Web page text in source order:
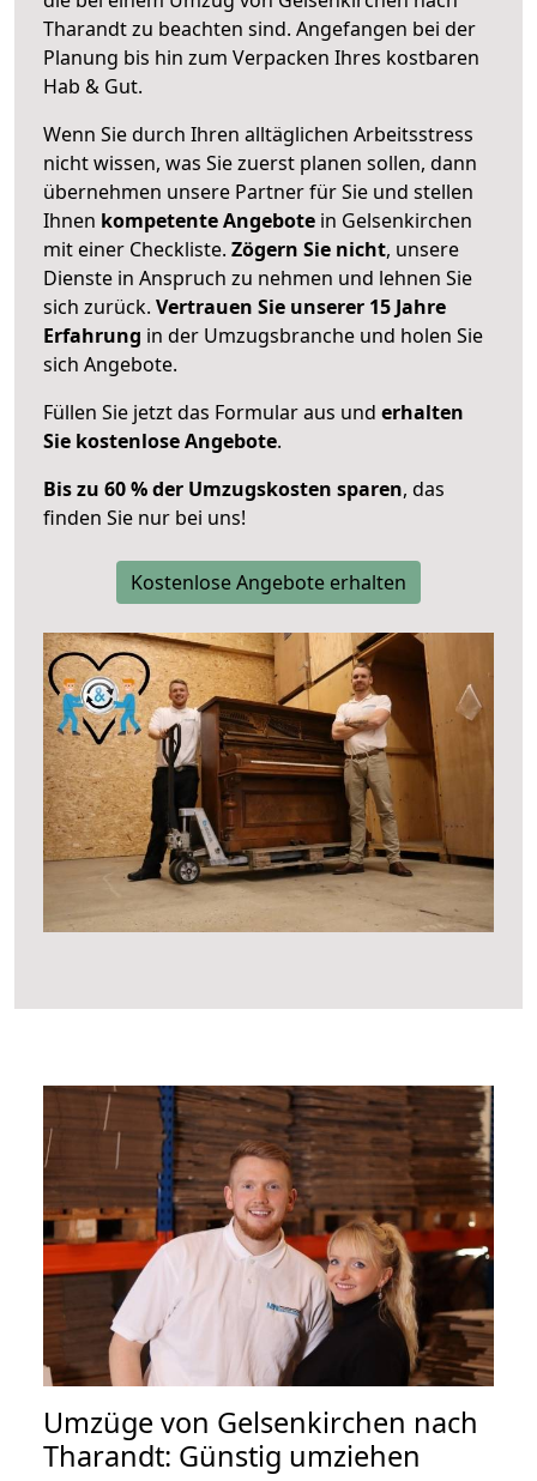
Tharandt zu beachten sind. Angefangen bei der
Planung bis hin zum Verpacken Ihres kostbaren
Hab & Gut.
Wenn Sie durch Ihren alltäglichen Arbeitsstress
nicht wissen, was Sie zuerst planen sollen, dann
übernehmen unsere Partner für Sie und stellen
Ihnen kompetente Angebote in Gelsenkirchen
mit einer Checkliste. Zögern Sie nicht, unsere
Dienste in Anspruch zu nehmen und lehnen Sie
sich zurück. Vertrauen Sie unserer 15 Jahre
Erfahrung in der Umzugsbranche und holen Sie
sich Angebote.
Füllen Sie jetzt das Formular aus und erhalten
Sie kostenlose Angebote.
Bis zu 60 % der Umzugskosten sparen, das
finden Sie nur bei uns!
Kostenlose Angebote erhalten
Umzüge von Gelsenkirchen nach
Tharandt: Günstig umziehen